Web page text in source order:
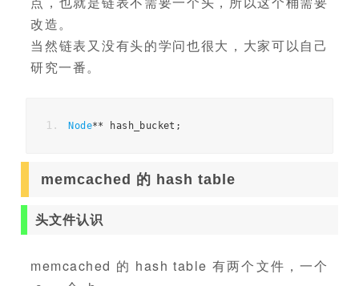
改造。
当然链表又没有头的学问也很大，大家可以自己
研究一番。
Node** hash_bucket ;
memcached 的 hash table
头文件认识
memcached 的 hash table 有两个文件，一个